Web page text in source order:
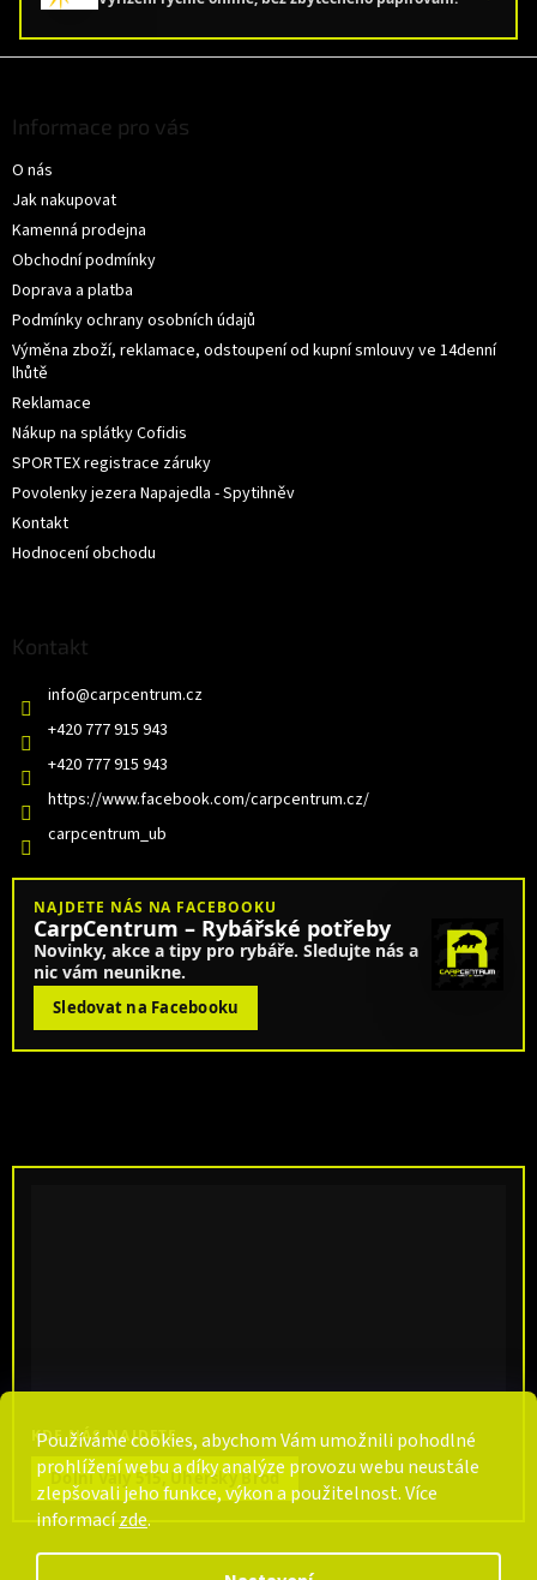
Používáme cookies, abychom Vám umožnili pohodlné
prohlížení webu a díky analýze provozu webu neustále
zlepšovali jeho funkce, výkon a použitelnost. Více
informacízde.
Informace pro vás
O nás
Jak nakupovat
Kamenná prodejna
Obchodní podmínky
Doprava a platba
Podmínky ochrany osobních údajů
Výměna zboží, reklamace, odstoupení od kupní smlouvy ve 14denní
lhůtě
Reklamace
Nákup na splátky Cofidis
SPORTEX registrace záruky
Povolenky jezera Napajedla - Spytihněv
Kontakt
Hodnocení obchodu
Kontakt
info@carpcentrum.cz
+420 777 915 943
+420 777 915 943
https://www.facebook.com/carpcentrum.cz/
carpcentrum_ub
NAJDETE NÁS NA FACEBOOKU
CarpCentrum – Rybářské potřeby
Novinky, akce a tipy pro rybáře. Sledujte nás a
nic vám neunikne.
Sledovat na Facebooku
KDE NÁS NAJDETE
Dolní Valy 515, Uherský Brod